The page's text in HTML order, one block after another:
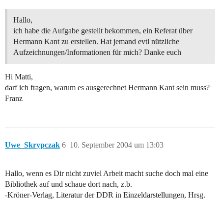
Hallo,
ich habe die Aufgabe gestellt bekommen, ein Referat über
Hermann Kant zu erstellen. Hat jemand evtl nützliche
Aufzeichnungen/Informationen für mich? Danke euch
Hi Matti,
darf ich fragen, warum es ausgerechnet Hermann Kant sein muss?
Franz
Uwe_Skrypczak 10. September 2004 um 13:03
6
Hallo, wenn es Dir nicht zuviel Arbeit macht suche doch mal eine
Bibliothek auf und schaue dort nach, z.b.
-Kröner-Verlag, Literatur der DDR in Einzeldarstellungen, Hrsg.